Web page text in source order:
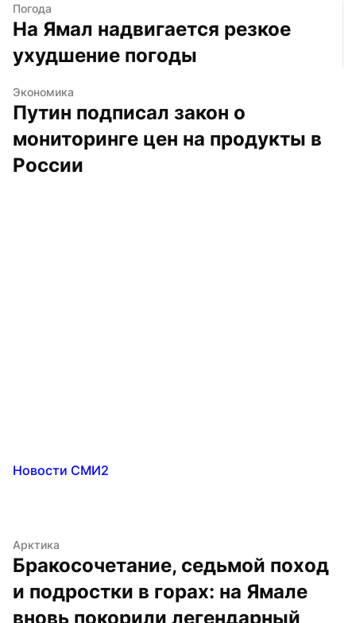
Погода
На Ямал надвигается резкое
ухудшение погоды
Экономика
Путин подписал закон о
мониторинге цен на продукты в
России
Новости СМИ2
Арктика
Бракосочетание, седьмой поход
и подростки в горах: на Ямале
вновь покорили легендарный